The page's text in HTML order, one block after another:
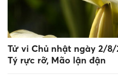
Tử vi Chủ nhật ngày 2/8/
Tý rực rỡ, Mão lận đận